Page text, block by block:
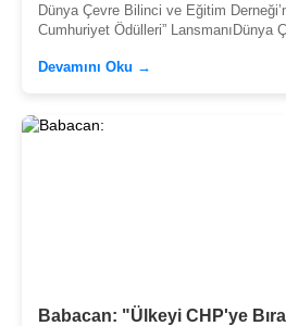
Dünya Çevre Bilinci ve Eğitim
Cumhuriyet Ödülleri” LansmanıDünya
Devamını Oku →
Babacan: "Ülkeyi CHP'ye